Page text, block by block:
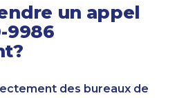
un appel
9986
des bureaux de